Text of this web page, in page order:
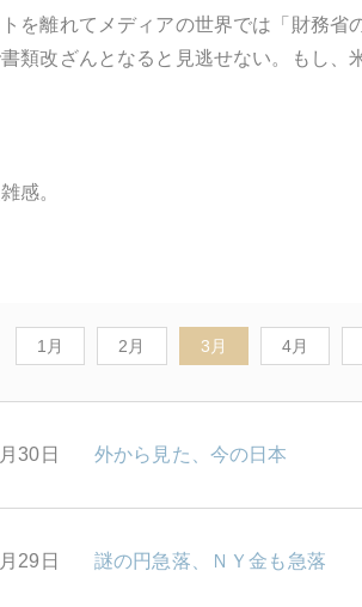
を離れてメディアの世界では「財務
類改ざんとなると見逃せない。もし
感。
1月 2月 3月 4月
30日 外から見た、今の日本
29日 謎の円急落、ＮＹ金も急落